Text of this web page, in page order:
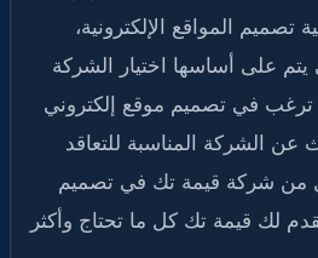
تصميم المواقع الإلكترونية،
يتم على أساسها اختيار الشركة
ترغب في تصميم موقع إلكتروني
عن الشركة المناسبة للتعاقد
من شركة قيمة تك في تصميم
تقدم لك قيمة تك كل ما تحتاج وأكثر